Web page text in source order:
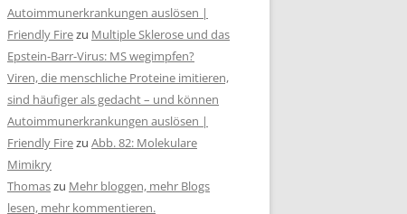
Autoimmunerkrankungen auslösen |
Friendly Firezu Multiple Sklerose und das
Epstein-Barr-Virus: MS wegimpfen?
Viren, die menschliche Proteine imitieren,
sind häufiger als gedacht – und können
Autoimmunerkrankungen auslösen |
Friendly Firezu Abb. 82: Molekulare
Mimikry
Thomaszu Mehr bloggen, mehr Blogs
lesen, mehr kommentieren.